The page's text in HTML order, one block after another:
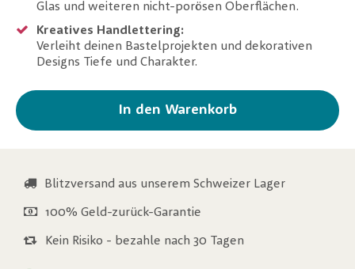
Glas und weiteren nicht-porösen Oberflächen.
Kreatives Handlettering:
Verleiht deinen Bastelprojekten und dekorativen
Designs Tiefe und Charakter.
In den Warenkorb
Blitzversand aus unserem Schweizer Lager
100% Geld-zurück-Garantie
Kein Risiko - bezahle nach 30 Tagen